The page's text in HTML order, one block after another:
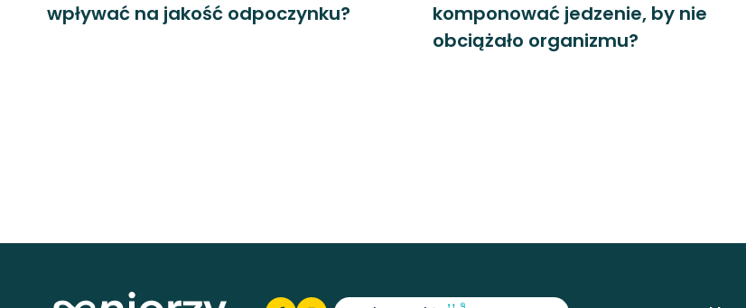
wpływać na jakość odpoczynku?
komponować jedzenie, by nie
obciążało organizmu?